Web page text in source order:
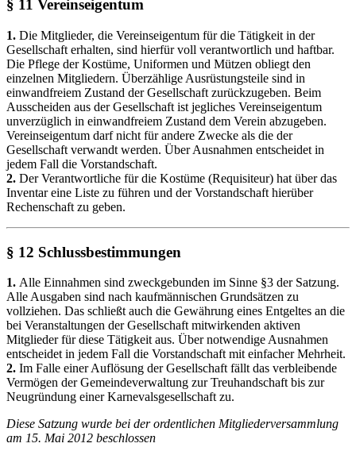
§ 11 Vereinseigentum
1. Die Mitglieder, die Vereinseigentum für die Tätigkeit in der
Gesellschaft erhalten, sind hierfür voll verantwortlich und haftbar.
Die Pflege der Kostüme, Uniformen und Mützen obliegt den
einzelnen Mitgliedern. Überzählige Ausrüstungsteile sind in
einwandfreiem Zustand der Gesellschaft zurückzugeben. Beim
Ausscheiden aus der Gesellschaft ist jegliches Vereinseigentum
unverzüglich in einwandfreiem Zustand dem Verein abzugeben.
Vereinseigentum darf nicht für andere Zwecke als die der
Gesellschaft verwandt werden. Über Ausnahmen entscheidet in
jedem Fall die Vorstandschaft.
2. Der Verantwortliche für die Kostüme (Requisiteur) hat über das
Inventar eine Liste zu führen und der Vorstandschaft hierüber
Rechenschaft zu geben.
§ 12 Schlussbestimmungen
1. Alle Einnahmen sind zweckgebunden im Sinne §3 der Satzung.
Alle Ausgaben sind nach kaufmännischen Grundsätzen zu
vollziehen. Das schließt auch die Gewährung eines Entgeltes an die
bei Veranstaltungen der Gesellschaft mitwirkenden aktiven
Mitglieder für diese Tätigkeit aus. Über notwendige Ausnahmen
entscheidet in jedem Fall die Vorstandschaft mit einfacher Mehrheit.
2. Im Falle einer Auflösung der Gesellschaft fällt das verbleibende
Vermögen der Gemeindeverwaltung zur Treuhandschaft bis zur
Neugründung einer Karnevalsgesellschaft zu.
Diese Satzung wurde bei der ordentlichen Mitgliederversammlung
am 15. Mai 2012 beschlossen